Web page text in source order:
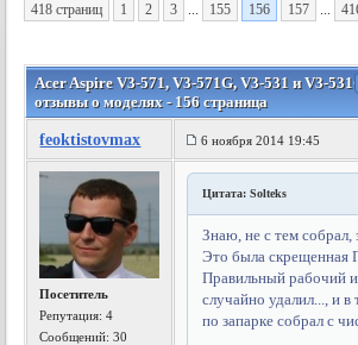
418 страниц 1 2 3 ... 155 156 157 ...
Acer Aspire V3-571, V3-571G, V3-531 и V3-
отзывы о моделях - 156 страница
feoktistovmax 6 ноября 2014 19:45
Посетитель
Репутация:4
Сообщений: 30
Цитата: Solteks
Знаю, не с тем собрал,
Это была скрещенная
Правильный рабочий
случайно удалил..., и в
по запарке собрал с